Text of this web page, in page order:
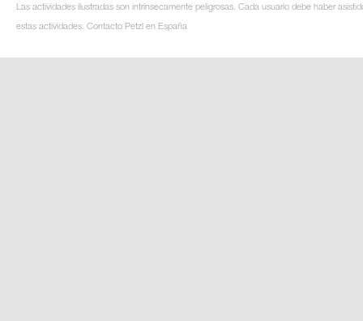
Las actividades ilustradas son intrínsecamente peligrosas. Cada usuario debe haber
estas actividades. Contacto Petzl en España